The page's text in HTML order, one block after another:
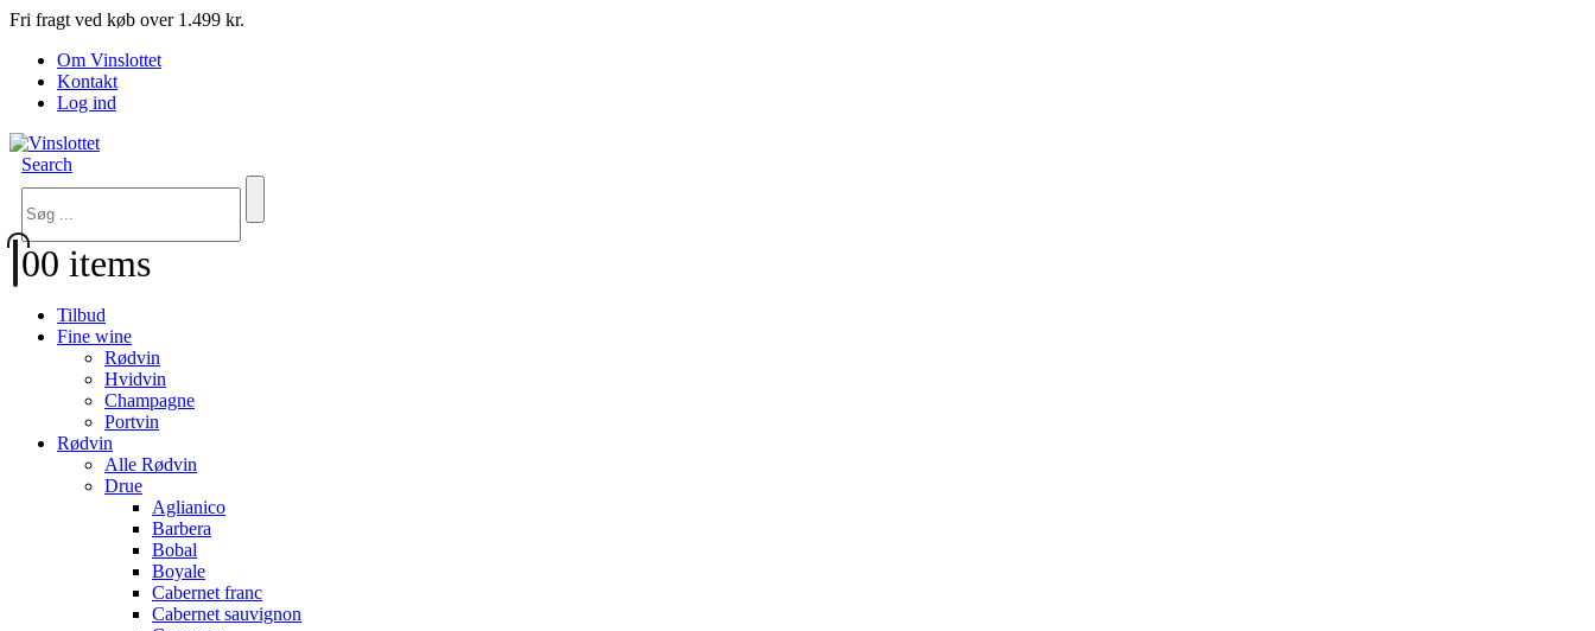
Fri fragt ved køb over 1.499 kr.
Om Vinslottet
Kontakt
Log ind
Search
00 items
Tilbud
Fine wine
Rødvin
Hvidvin
Champagne
Portvin
Rødvin
Alle Rødvin
Drue
Aglianico
Barbera
Bobal
Boyale
Cabernet franc
Cabernet sauvignon